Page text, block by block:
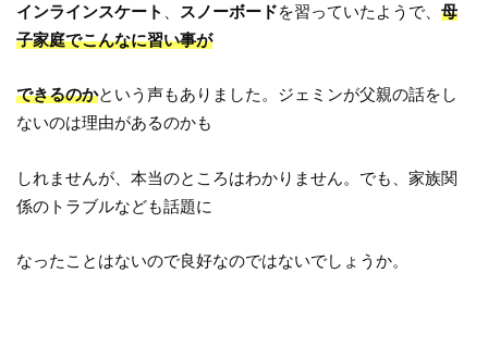
インラインスケート スノーボードを習っていたようで、母
子家庭でこんなに習い事が
できるのかという声もありました。ジェミンが父親の話をし
ないのは理由があるのかも
しれませんが、本当のところはわかりません。でも、家族関
係のトラブルなども話題に
なったことはないので良好なのではないでしょうか。